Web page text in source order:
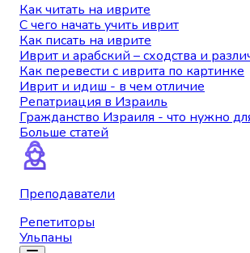
Как читать на иврите
С чего начать учить иврит
Как писать на иврите
Иврит и арабский – сходства и
Как перевести с иврита по картинке
Иврит и идиш - в чем отличие
Репатриация в Израиль
Гражданство Израиля - что нужно
Больше статей
Преподаватели
Репетиторы
Ульпаны